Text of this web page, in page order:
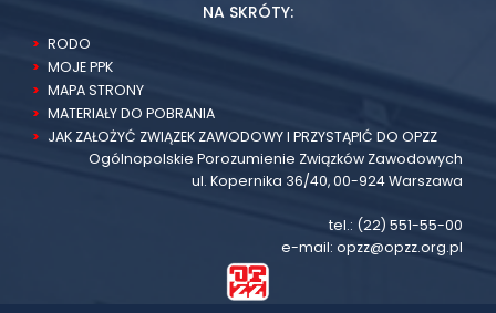
NA SKRÓTY:
RODO
MOJE PPK
MAPA STRONY
MATERIAŁY DO POBRANIA
JAK ZAŁOŻYĆ ZWIĄZEK ZAWODOWY I PRZYSTĄPIĆ DO OPZZ
Ogólnopolskie Porozumienie Związków Zawodowych
ul. Kopernika 36/40, 00-924 Warszawa
tel.: (22) 551-55-00
e-mail: opzz@opzz.org.pl